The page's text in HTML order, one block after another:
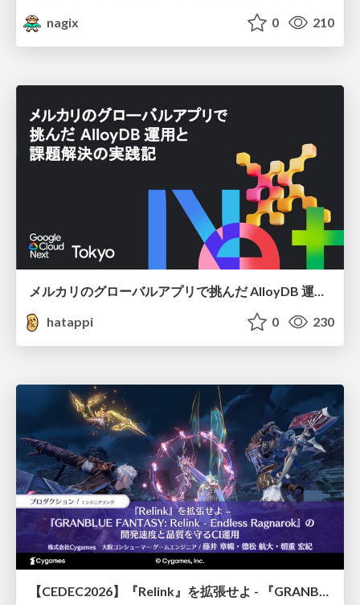
nagix
0 210
メルカリのグローバルアプリで挑んだ AlloyDB 運用と課題解決の実践記
hatappi
0 230